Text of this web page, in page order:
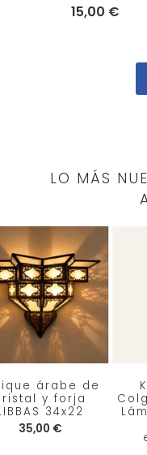
15,00 €
LO MÁS
árabe de
y forja
34x22
35,00 €